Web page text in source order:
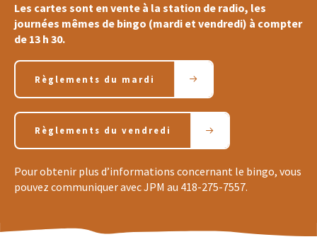
Les cartes sont en vente à la station de radio, les
journées mêmes de bingo (mardi et vendredi) à compter
de 13 h 30.
Règlements du mardi
Règlements du vendredi
Pour obtenir plus d’informations concernant le bingo, vous
pouvez communiquer avec JPM au 418-275-7557.